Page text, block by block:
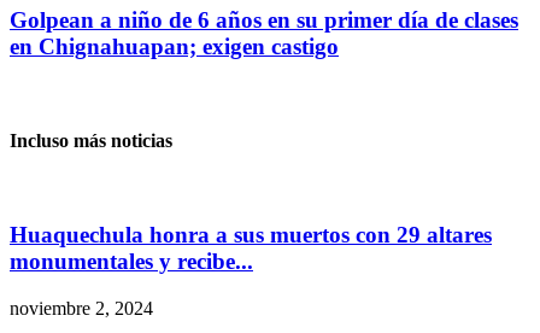
Golpean a niño de 6 años en su primer día de clases
en Chignahuapan; exigen castigo
Incluso más noticias
Huaquechula honra a sus muertos con 29 altares
monumentales y recibe...
noviembre 2, 2024